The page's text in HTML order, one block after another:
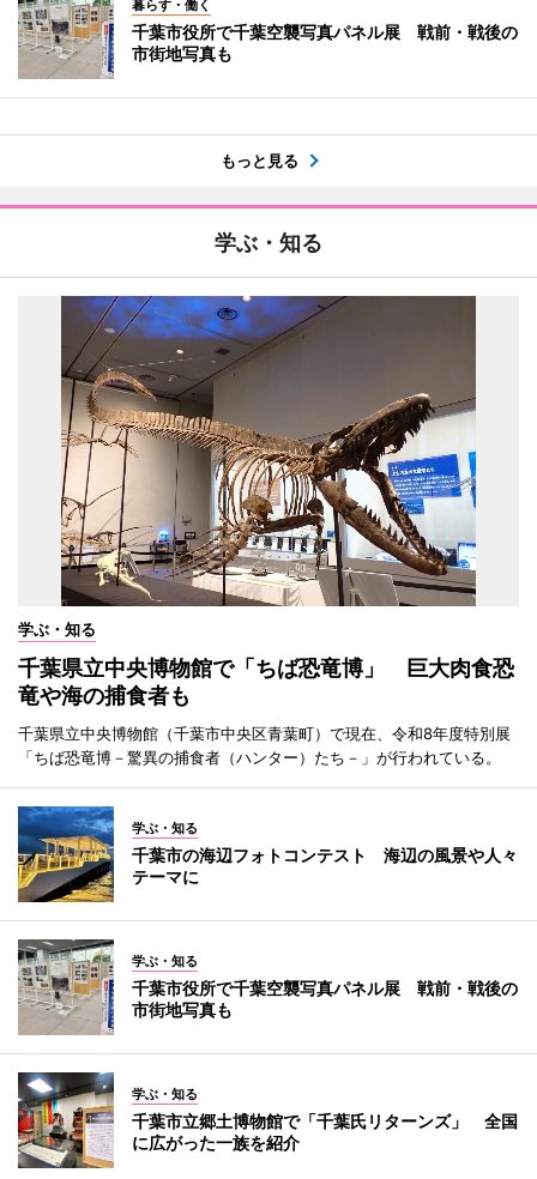
暮らす・働く
千葉市役所で千葉空襲写真パネル展 戦前・戦後の
市街地写真も
もっと見る
学ぶ・知る
学ぶ・知る
千葉県立中央博物館で「ちば恐竜博」 巨大肉食恐
竜や海の捕食者も
千葉県立中央博物館（千葉市中央区青葉町）で現在、令和8年度特別展
「ちば恐竜博－驚異の捕食者（ハンター）たち－」が行われている。
学ぶ・知る
千葉市の海辺フォトコンテスト 海辺の風景や人々
テーマに
学ぶ・知る
千葉市役所で千葉空襲写真パネル展 戦前・戦後の
市街地写真も
学ぶ・知る
千葉市立郷土博物館で「千葉氏リターンズ」 全国
に広がった一族を紹介